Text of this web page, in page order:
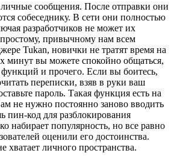
личные сообщения. После отправки они
собеседнику. В сети они полностью
разработчиков не может их
простому, привычному нам всем
Tukan, новички не тратят время на
минут вы можете спокойно общаться,
и прочего. Если вы боитесь,
переписки, взяв в руки ваш
пароль. Такая функция есть на
не нужно постоянно заново вводить
пин-код для разблокирования
набирает популярность, но все равно
оценили его достоинства.
хватает личного пространства.